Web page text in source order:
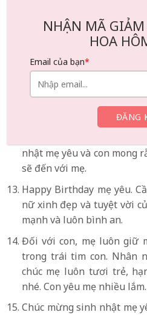
hạnh phúc và sức khoẻ.
Mẹ yêu ơi, con thật sự
phúc vì được làm con gái
sang tuổi mới, mẹ sẽ luôn
nhiều niềm vui trong cuộc
Mọi người thường nói
tuyệt vời nhất dành cho
nhật mẹ yêu và con mong
sẽ đến với mẹ.
Happy Birthday mẹ yêu.
nữ xinh đẹp và tuyệt vời
mạnh và luôn bình an.
Đối với con, mẹ luôn giữ
trong trái tim con. Nhân
chúc mẹ luôn tươi trẻ,
nhé. Con yêu mẹ nhiều lắm.
Chúc mừng sinh nhật mẹ
NHẬN MÃ
HOA
Email của bạn*